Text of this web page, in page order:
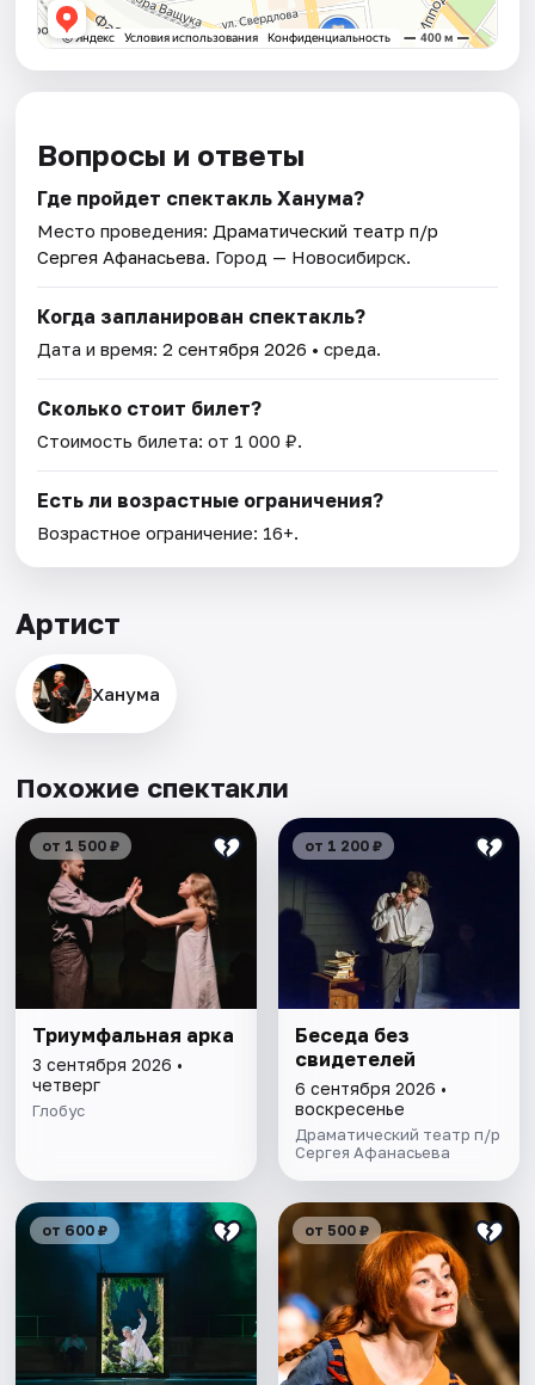
Вопросы и ответы
Где пройдет спектакль Ханума?
Место проведения: Драматический театр п/р
Сергея Афанасьева. Город — Новосибирск.
Когда запланирован спектакль?
Дата и время:2 сентября 2026 • среда.
Сколько стоит билет?
Стоимость билета: от 1 000 ₽.
Есть ли возрастные ограничения?
Возрастное ограничение: 16+.
Артист
Ханума
Похожие спектакли
от 1 500 ₽
Триумфальная арка
3 сентября 2026 •
четверг
Глобус
от 1 200 ₽
Беседа без
свидетелей
6 сентября 2026 •
воскресенье
Драматический театр п/р
Сергея Афанасьева
от 600 ₽ от 500 ₽